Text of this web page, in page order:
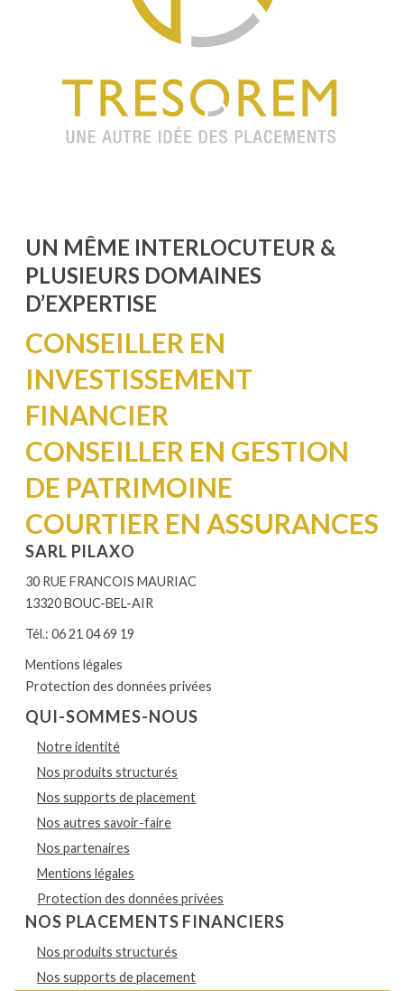
UN MÊME INTERLOCUTEUR &
PLUSIEURS DOMAINES
D’EXPERTISE
CONSEILLER EN
INVESTISSEMENT
FINANCIER
CONSEILLER EN GESTION
DE PATRIMOINE
COURTIER EN ASSURANCES
SARL PILAXO
30 RUE FRANCOIS MAURIAC
13320 BOUC-BEL-AIR
Tél.: 06 21 04 69 19
Mentions légales
Protection des données privées
QUI-SOMMES-NOUS
Notre identité
Nos produits structurés
Nos supports de placement
Nos autres savoir-faire
Nos partenaires
Mentions légales
Protection des données privées
NOS PLACEMENTS FINANCIERS
Nos produits structurés
Nos supports de placement